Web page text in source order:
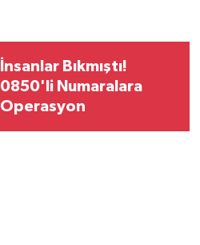
İnsanlar Bıkmıştı!
0850'li Numaralara
Operasyon